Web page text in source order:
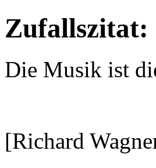
Zufallszitat:
Die Musik ist
[Richard